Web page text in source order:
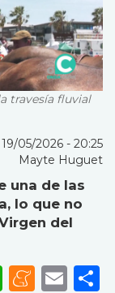
travesía fluvial
19/05/2026 - 20:25
Mayte Huguet
una de las
lo que no
del